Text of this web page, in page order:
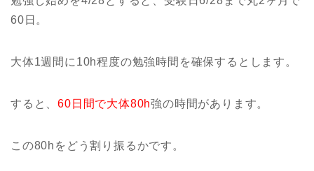
60日。
大体1週間に10h程度の勉強時間を確保するとします。
すると、60日間で大体80h強の時間があります。
この80hをどう割り振るかです。